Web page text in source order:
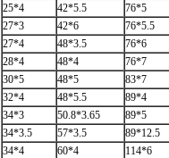
25*4
42*5.5
76*5
27*3
42*6
76*5.5
27*4
48*3.5
76*6
28*4
48*4
76*7
30*5
48*5
83*7
32*4
48*5.5
89*4
34*3
50.8*3.65
89*5
34*3.5
57*3.5
89*12.5
34*4
60*4
114*6